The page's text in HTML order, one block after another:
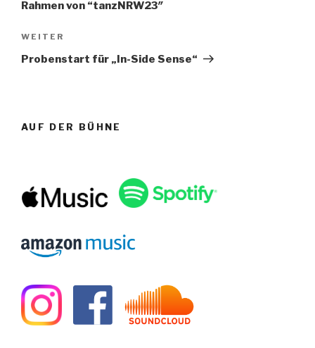
Rahmen von “tanzNRW23″
Nächster
Beitrag
WEITER
Probenstart für „In-Side Sense“
AUF DER BÜHNE